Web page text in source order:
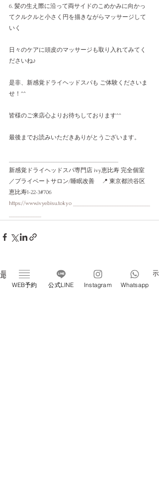
6. 髪の生え際に沿って両サイドのこめかみに向かっ
てクルクルと小さく円を描きながらマッサージして
いく
日々のケアに頭皮のマッサージも取り入れてみてく
ださいね♪
是非、新感覚ドライヘッドスパも ご体験くださいま
せ！^^
皆様のご来店心よりお待ちしております^^
最後までお読みいただきありがとうございます。
新感覚ドライヘッドスパ専門店 ivy恵比寿 完全個室
／プライベートサロン/睡眠改善　 📍 東京都渋谷区
恵比寿1-22-3#706
https://www.ivyebisu.tokyo _______________________________
最新記事 すべて表示
WEB予約 公式LINE Instagram Whatsapp